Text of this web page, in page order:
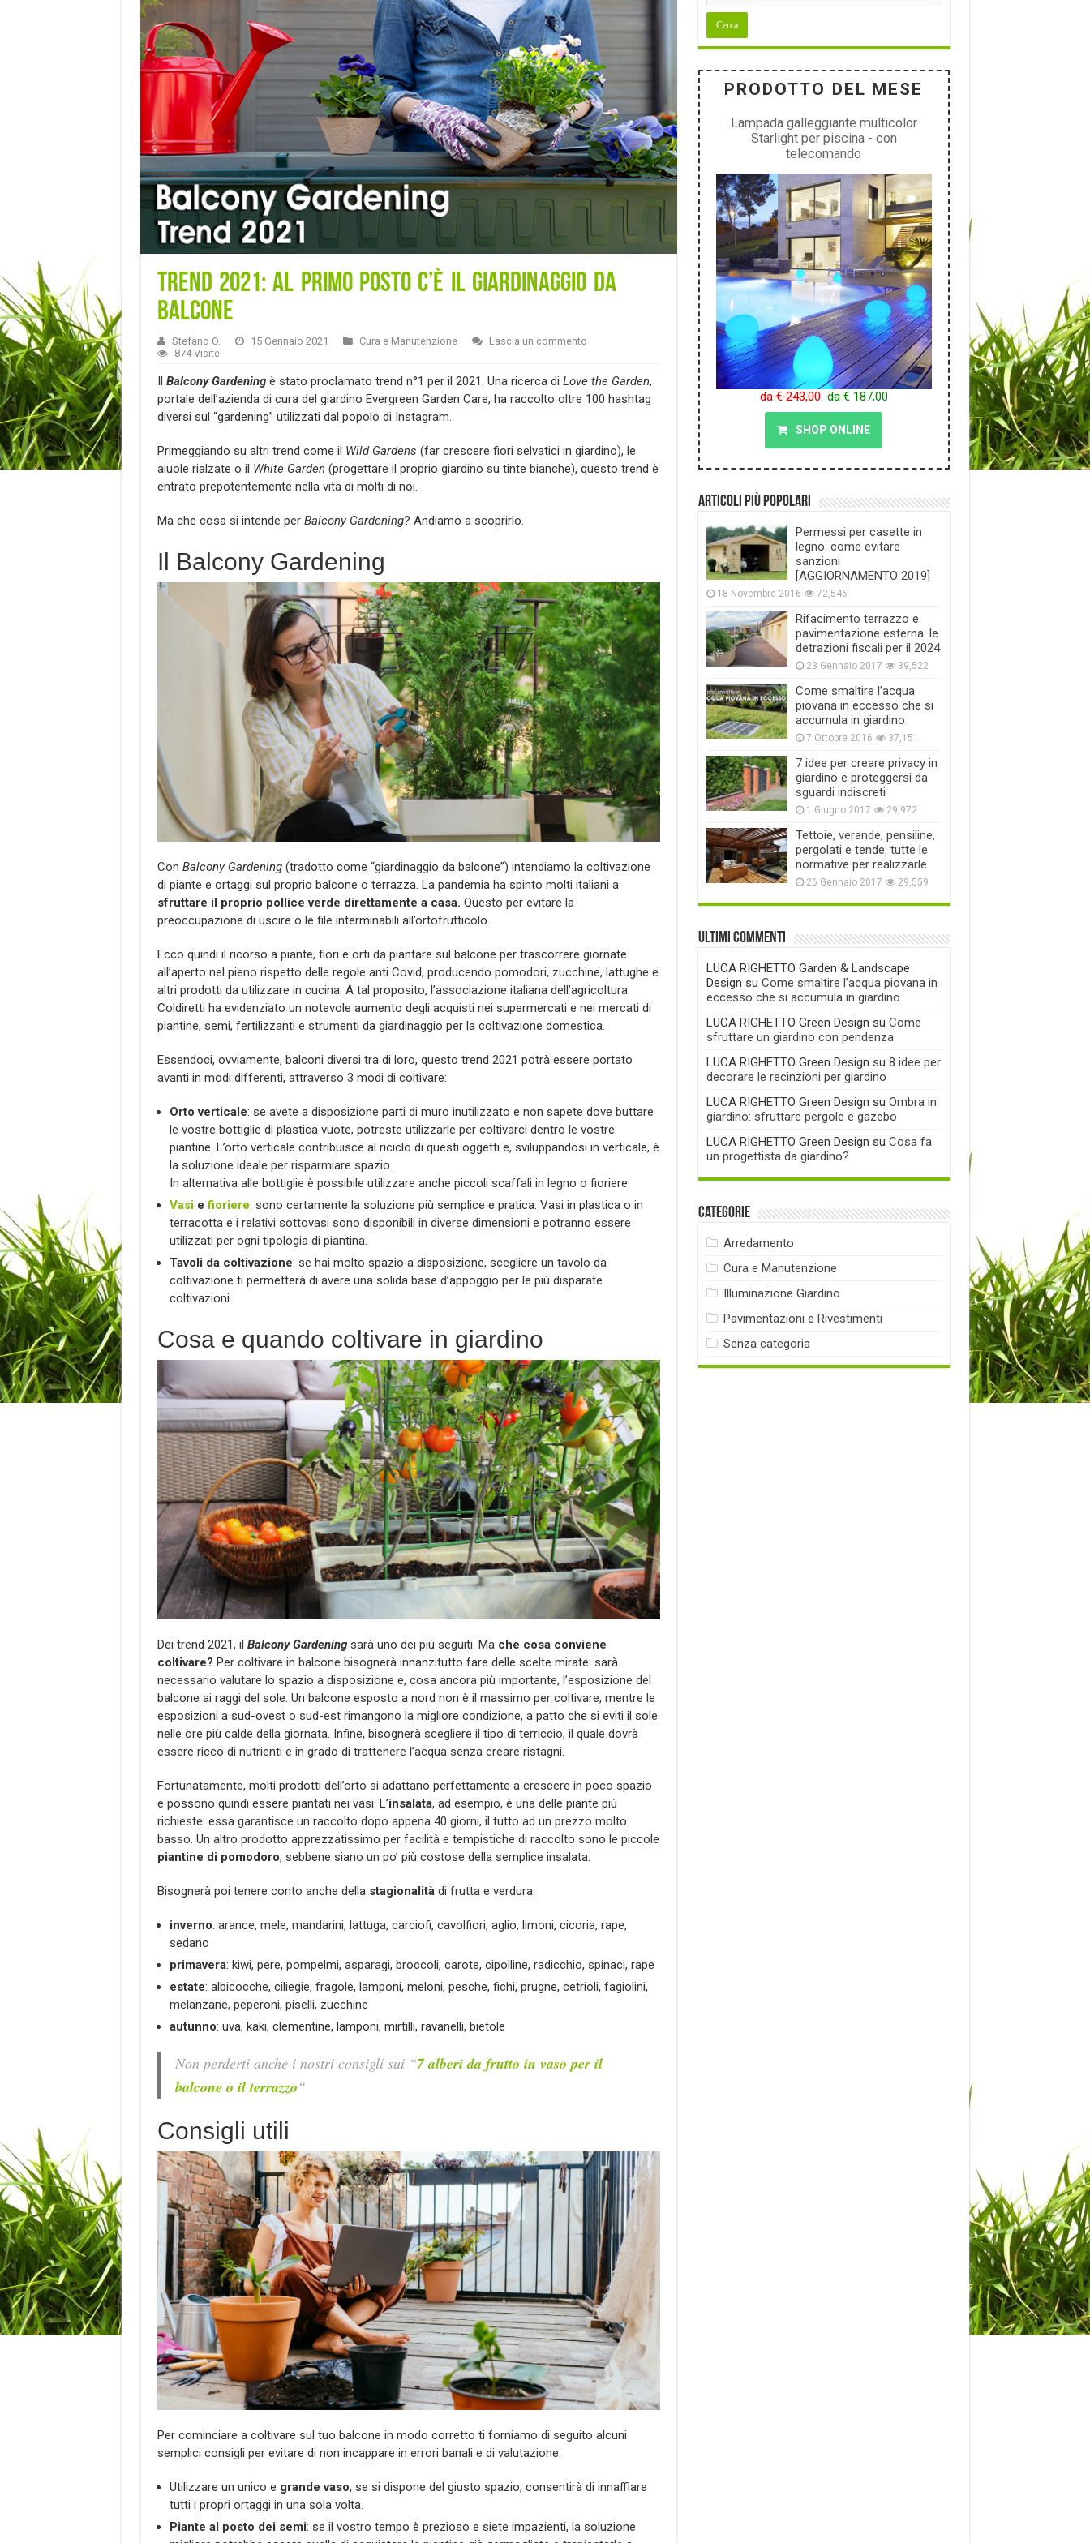
Trend 2021: al primo posto c’è il giardinaggio da
balcone
Stefano O. 15 Gennaio 2021 Cura e Manutenzione
Lascia un commento
874 Visite
Balcony Gardening è stato proclamato trend n°1 per il 2021. Una ricerca di Love the Garden,
portale dell’azienda di cura del giardino Evergreen Garden Care, ha raccolto oltre 100 hashtag
diversi sul “gardening” utilizzati dal popolo di Instagram.
Primeggiando su altri trend come il Wild Gardens (far crescere fiori selvatici in giardino), le
aiuole rialzate o il White Garden(progettare il proprio giardino su tinte bianche), questo trend è
entrato prepotentemente nella vita di molti di noi.
Ma che cosa si intende perBalcony Gardening? Andiamo a scoprirlo.
Il Balcony Gardening
Con Balcony Gardening(tradotto come “giardinaggio da balcone”) intendiamo la coltivazione
di piante e ortaggi sul proprio balcone o terrazza. La pandemia ha spinto molti italiani a
sfruttare il proprio pollice verde direttamente a casa. Questo per evitare la
preoccupazione di uscire o le file interminabili all’ortofrutticolo.
Ecco quindi il ricorso a piante, fiori e orti da piantare sul balcone per trascorrere giornate
all’aperto nel pieno rispetto delle regole anti Covid, producendo pomodori, zucchine, lattughe e
altri prodotti da utilizzare in cucina. A tal proposito, l’associazione italiana dell’agricoltura
Coldiretti ha evidenziato un notevole aumento degli acquisti nei supermercati e nei mercati di
piantine, semi, fertilizzanti e strumenti da giardinaggio per la coltivazione domestica.
Essendoci, ovviamente, balconi diversi tra di loro, questo trend 2021 potrà essere portato
avanti in modi differenti, attraverso 3 modi di coltivare:
Orto verticale: se avete a disposizione parti di muro inutilizzato e non sapete dove buttare
le vostre bottiglie di plastica vuote, potreste utilizzarle per coltivarci dentro le vostre
piantine. L’orto verticale contribuisce al riciclo di questi oggetti e, sviluppandosi in verticale, è
la soluzione ideale per risparmiare spazio.
In alternativa alle bottiglie è possibile utilizzare anche piccoli scaffali in legno o fioriere.
Vasiefioriere: sono certamente la soluzione più semplice e pratica. Vasi in plastica o in
terracotta e i relativi sottovasi sono disponibili in diverse dimensioni e potranno essere
utilizzati per ogni tipologia di piantina.
Tavoli da coltivazione: se hai molto spazio a disposizione, scegliere un tavolo da
coltivazione ti permetterà di avere una solida base d’appoggio per le più disparate
coltivazioni.
Cosa e quando coltivare in giardino
Dei trend 2021, il Balcony Gardeningsarà uno dei più seguiti. Ma che cosa conviene
coltivare? Per coltivare in balcone bisognerà innanzitutto fare delle scelte mirate: sarà
necessario valutare lo spazio a disposizione e, cosa ancora più importante, l’esposizione del
balcone ai raggi del sole. Un balcone esposto a nord non è il massimo per coltivare, mentre le
esposizioni a sud-ovest o sud-est rimangono la migliore condizione, a patto che si eviti il sole
nelle ore più calde della giornata. Infine, bisognerà scegliere il tipo di terriccio, il quale dovrà
essere ricco di nutrienti e in grado di trattenere l’acqua senza creare ristagni.
Fortunatamente, molti prodotti dell’orto si adattano perfettamente a crescere in poco spazio
e possono quindi essere piantati nei vasi. L’insalata, ad esempio, è una delle piante più
richieste: essa garantisce un raccolto dopo appena 40 giorni, il tutto ad un prezzo molto
basso. Un altro prodotto apprezzatissimo per facilità e tempistiche di raccolto sono le piccole
piantine di pomodoro, sebbene siano un po’ più costose della semplice insalata.
Bisognerà poi tenere conto anche della stagionalitàdi frutta e verdura:
inverno: arance, mele, mandarini, lattuga, carciofi, cavolfiori, aglio, limoni, cicoria, rape,
sedano
primavera: kiwi, pere, pompelmi, asparagi, broccoli, carote, cipolline, radicchio, spinaci, rape
estate: albicocche, ciliegie, fragole, lamponi, meloni, pesche, fichi, prugne, cetrioli, fagiolini,
melanzane, peperoni, piselli, zucchine
autunno: uva, kaki, clementine, lamponi, mirtilli, ravanelli, bietole
Non perderti anche i nostri consigli sui “7 alberi da frutto in vaso per il
balcone o il terrazzo“
Consigli utili
Per cominciare a coltivare sul tuo balcone in modo corretto ti forniamo di seguito alcuni
semplici consigli per evitare di non incappare in errori banali e di valutazione:
Utilizzare un unico e grande vaso, se si dispone del giusto spazio, consentirà di innaffiare
tutti i propri ortaggi in una sola volta.
Piante al posto dei semi: se il vostro tempo è prezioso e siete impazienti, la soluzione
PRODOTTO DEL MESE
Lampada galleggiante multicolor
Starlight per piscina - con
telecomando
da € 243,00 da € 187,00
SHOP ONLINE
Articoli più popolari
Permessi per casette in
legno: come evitare
sanzioni
[AGGIORNAMENTO 2019]
18 Novembre 2016 72,546
Rifacimento terrazzo e
pavimentazione esterna: le
detrazioni fiscali per il 2024
23 Gennaio 2017 39,522
Come smaltire l’acqua
piovana in eccesso che si
accumula in giardino
7 Ottobre 2016 37,151
7 idee per creare privacy in
giardino e proteggersi da
sguardi indiscreti
1 Giugno 2017 29,972
Tettoie, verande, pensiline,
pergolati e tende: tutte le
normative per realizzarle
26 Gennaio 2017 29,559
Ultimi commenti
LUCA RIGHETTO Garden & Landscape
Design su Come smaltire l’acqua piovana in
eccesso che si accumula in giardino
LUCA RIGHETTO Green Design su Come
sfruttare un giardino con pendenza
LUCA RIGHETTO Green Design su 8 idee per
decorare le recinzioni per giardino
LUCA RIGHETTO Green Design su Ombra in
giardino: sfruttare pergole e gazebo
LUCA RIGHETTO Green Design su Cosa fa
un progettista da giardino?
Categorie
Arredamento
Cura e Manutenzione
Illuminazione Giardino
Pavimentazioni e Rivestimenti
Senza categoria